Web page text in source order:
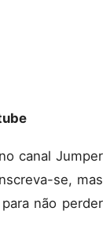
canal Jumper
se, mas
não perder